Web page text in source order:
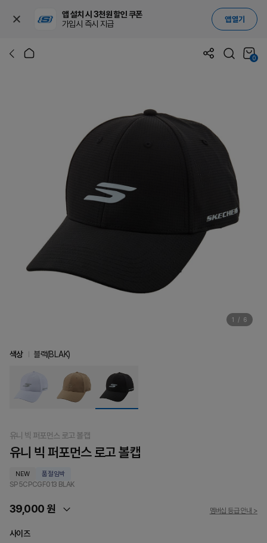
앱 설치 시 3천원 할인 쿠폰
가입시 즉시 지급
앱 열기
0
1 / 6
유니 빅 퍼포먼스 로고 볼캡
유니 빅 퍼포먼스 로고 볼캡
NEW 품절임박
SP5CPCGF013 BLAK
39,000 원 멤버십 등급 안내 >
색상 블랙(BLAK)
사이즈